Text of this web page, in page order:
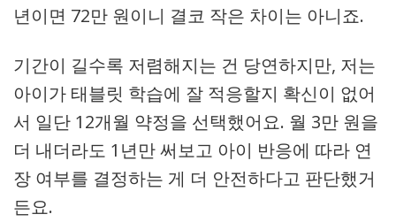
년이면 72만 원이니 결코 작은 차이는 아니죠.
기간이 길수록 저렴해지는 건 당연하지만, 저는
아이가 태블릿 학습에 잘 적응할지 확신이 없어
서 일단 12개월 약정을 선택했어요. 월 3만 원을
더 내더라도 1년만 써보고 아이 반응에 따라 연
장 여부를 결정하는 게 더 안전하다고 판단했거
든요.